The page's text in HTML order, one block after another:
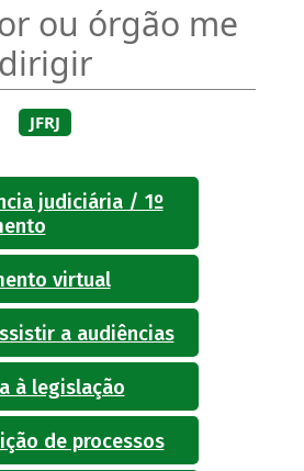
ou órgão me
dirigir
JFRJ
judiciária / 1º
virtual
a audiências
à legislação
de processos